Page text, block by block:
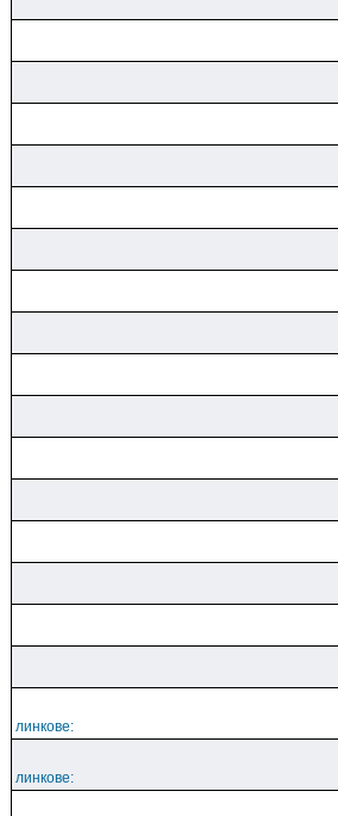
линкове:
линкове: